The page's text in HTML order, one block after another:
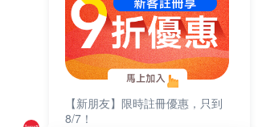
【新朋友】限時註冊優惠，只到
8/7！